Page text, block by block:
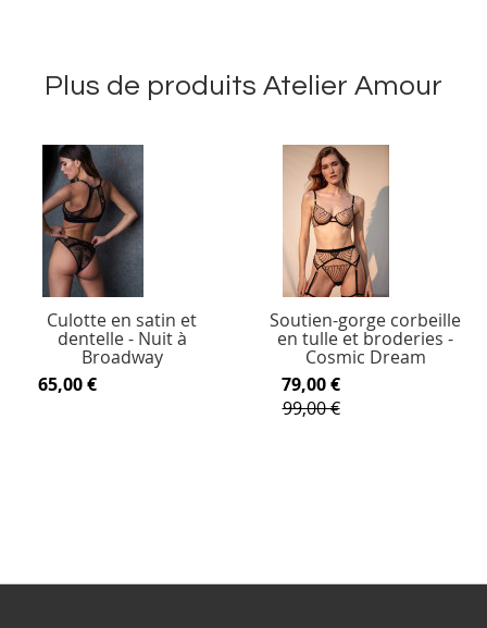
Plus de produits Atelier Amour
Culotte en satin et
dentelle - Nuit à
Broadway
65,00 €
Soutien-gorge corbeille
en tulle et broderies -
Cosmic Dream
79,00 €
99,00 €